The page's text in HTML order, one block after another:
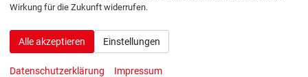
Jaecoo
Jeep
KGM
Wirkung für die Zukunft widerrufen.
Alle akzeptieren Einstellungen
Datenschutzerklärung Impressum